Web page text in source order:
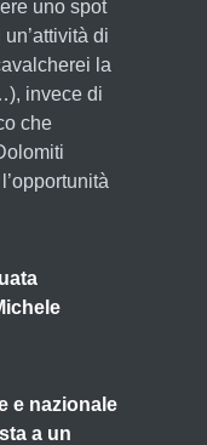
uno spot
di
la
invece di
che
e nazionale
a un